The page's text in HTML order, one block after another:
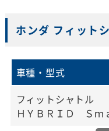
ホンダ フィット
車種・型式
フィットシャトル
ＨＹＢＲＩＤ Ｓｍ